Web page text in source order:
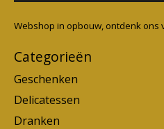
Webshop in opbouw, ontdenk ons
Categorieën
Geschenken
Delicatessen
Dranken